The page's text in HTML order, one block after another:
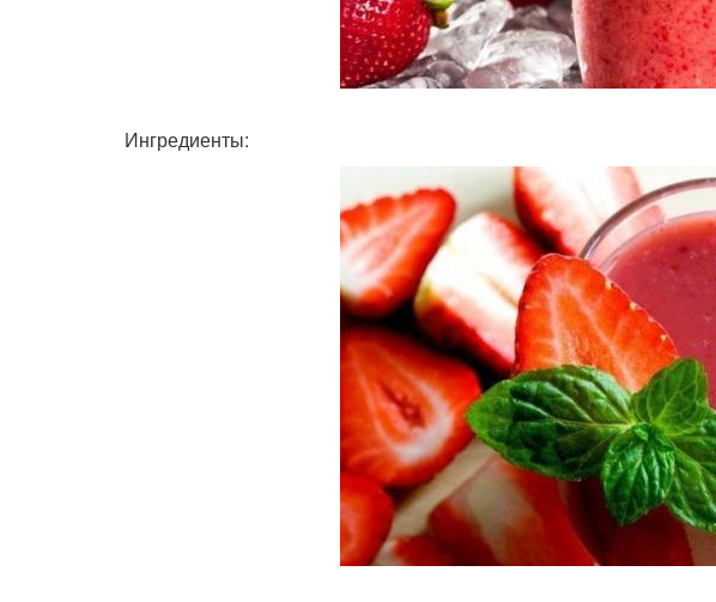
Ингредиенты: